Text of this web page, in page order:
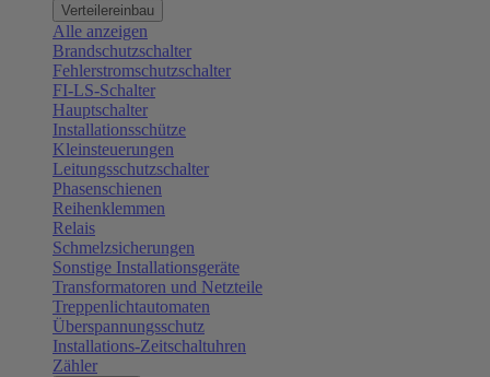
Verteilereinbau
Alle anzeigen
Brandschutzschalter
Fehlerstromschutzschalter
FI-LS-Schalter
Hauptschalter
Installationsschütze
Kleinsteuerungen
Leitungsschutzschalter
Phasenschienen
Reihenklemmen
Relais
Schmelzsicherungen
Sonstige Installationsgeräte
Transformatoren und Netzteile
Treppenlichtautomaten
Überspannungsschutz
Installations-Zeitschaltuhren
Zähler